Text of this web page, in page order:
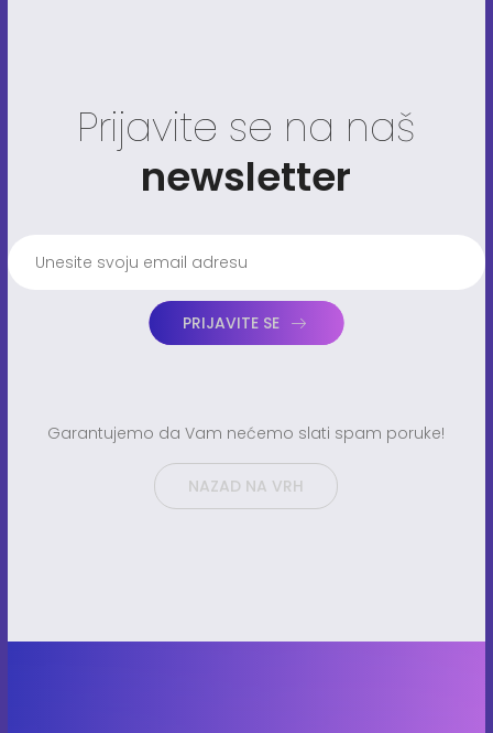
Prijavite se na naš
newsletter
PRIJAVITE SE
Garantujemo da Vam nećemo slati spam poruke!
NAZAD NA VRH